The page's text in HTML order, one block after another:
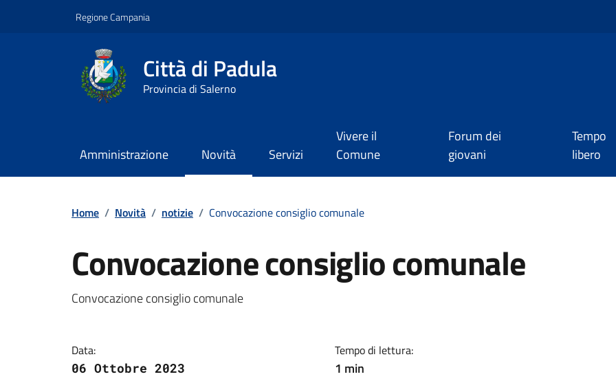
Regione Campania
Città di Padula
Provincia di Salerno
Amministrazione Novità Servizi
Vivere il
Comune
Forum dei
giovani
Tempo
libero
Home / Novità / notizie / Convocazione consiglio comunale
Convocazione consiglio comunale
Dettagli della notizia
Convocazione consiglio comunale
Data:
06 Ottobre 2023
Tempo di lettura:
1 min